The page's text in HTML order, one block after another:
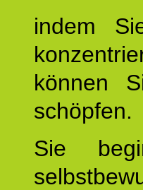
indem
können
schöpfen.
Sie